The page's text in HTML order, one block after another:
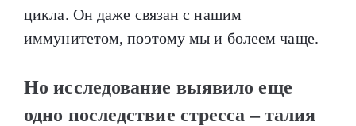
цикла. Он даже связан с нашим
иммунитетом, поэтому мы и болеем чаще.
Но исследование выявило еще
одно последствие стресса – талия